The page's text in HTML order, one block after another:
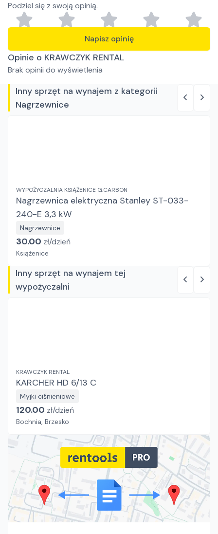
Podziel się z swoją opinią.
Napisz opinię
Opinie o KRAWCZYK RENTAL
Brak opinii do wyświetlenia
Inny sprzęt na wynajem z kategorii
Nagrzewnice
WYPOŻYCZALNIA KSIĄŻENICE G.CARBON
Nagrzewnica elektryczna Stanley ST-033-
240-E 3,3 kW
Nagrzewnice
30.00 zł/dzień
Książenice
Inny sprzęt na wynajem tej
wypożyczalni
KRAWCZYK RENTAL
KARCHER HD 6/13 C
Myjki ciśnieniowe
120.00 zł/dzień
Bochnia, Brzesko